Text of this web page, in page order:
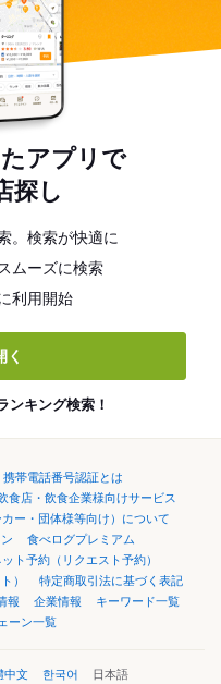
アプリで
探し
。検索が快適に
ムーズに検索
利用開始
く
ンキング検索！
携帯電話番号認証とは
食店・飲食企業様向けサービス
ー・団体様等向け）について
食べログプレミアム
ト予約（リクエスト予約）
）
特定商取引法に基づく表記
報 企業情報
キーワード一覧
ーン一覧
中文 한국어 日本語